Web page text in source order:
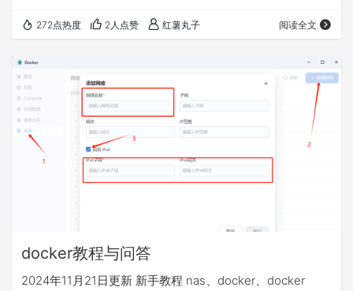
272点热度 2人点赞 红薯丸子 阅读全文
docker教程与问答
2024年11月21日更新 新手教程 nas、docker、docker